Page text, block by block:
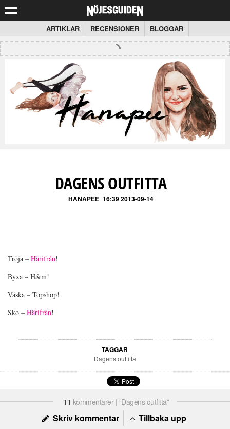
ARTIKLAR RECENSIONER BLOGGAR
DAGENS OUTFITTA
HANAPEE 16:39 2013-09-14
Tröja – Härifrån!
Byxa – H&m!
Väska – Topshop!
Sko – Härifrån!
TAGGAR
Dagens outfitta
11 kommentarer | “Dagens outfitta”
Skriv kommentar Tillbaka upp